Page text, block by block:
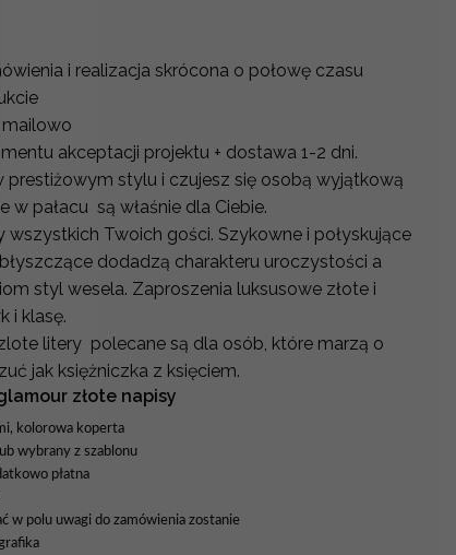
i realizacja skrócona o połowę czasu
mailowo
akceptacji projektu + dostawa 1-2 dni.
prestiżowym stylu i czujesz się osobą wyjątkową
pałacu są właśnie dla Ciebie.
wszystkich Twoich gości. Szykowne i połyskujące
dodadzą charakteru uroczystości a
styl wesela. Zaproszenia luksusowe złote i
i klasę.
litery polecane są dla osób, które marzą o
jak księżniczka z księciem.
złote napisy
kolorowa koperta
wybrany z szablonu
płatna
w polu uwagi do zamówienia zostanie